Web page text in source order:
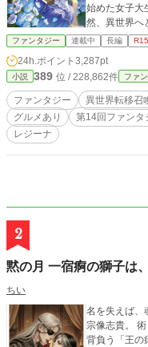
始めた女子大
然、異世界へと召喚された。
る舞菜（まな
記」の中の世界。 国同士を繋ぐ「転移扉」を守
女」として、
く、聖女とし
なスキルも知
するつもりも
代理（スペア
の軛（くび
R15（キス
です。宜し
ファンタジー 連載中 長編 R15
24h.ポイント 3,287pt
小説 389 位 / 228,862件 ファ
ファンタジー 異世界転移召
グルメあり
第14回ファンタ
レジーナ
2
黙の月 一宿痾の獅子は
ちい
名を失えば、魂は崩れる。 黄泉
宗像志貴。
背負う「王の痣」が刻